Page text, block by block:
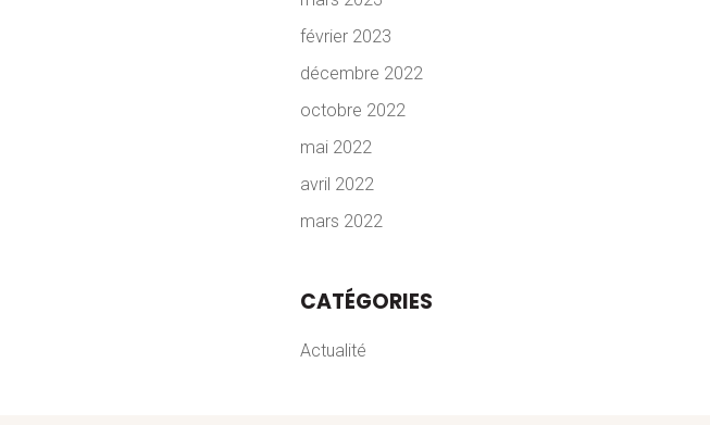
février 2023
décembre 2022
octobre 2022
mai 2022
avril 2022
mars 2022
CATÉGORIES
Actualité